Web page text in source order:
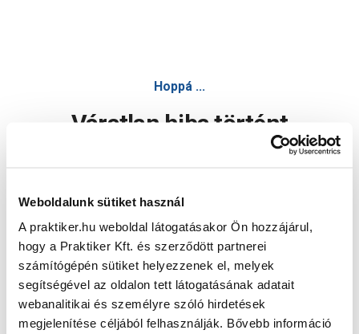
Weboldalunk sütiket használ
A praktiker.hu weboldal látogatásakor Ön hozzájárul,
hogy a Praktiker Kft. és szerződött partnerei
számítógépén sütiket helyezzenek el, melyek
segítségével az oldalon tett látogatásának adatait
webanalitikai és személyre szóló hirdetések
megjelenítése céljából felhasználják. Bővebb információ
Hoppá ...
Váratlan hiba történt
Oldal újratöltése